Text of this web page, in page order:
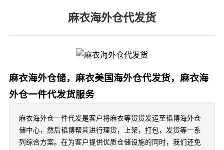
麻衣海外仓代发货
麻衣海外仓储，麻衣美国海外仓代发货，麻衣海
外仓一件代发货服务
麻衣海外仓一件代发是客户将麻衣等货货发运至韬博海外仓
储中心，然后韬博帮其进行理货，上架，打包，发货等一系
列综合方案。在为客户提供优质仓储设施的同时，我们还免